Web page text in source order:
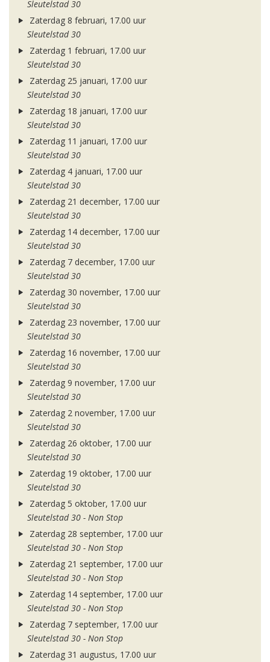
Sleutelstad 30
Zaterdag 8 februari, 17.00 uur
Sleutelstad 30
Zaterdag 1 februari, 17.00 uur
Sleutelstad 30
Zaterdag 25 januari, 17.00 uur
Sleutelstad 30
Zaterdag 18 januari, 17.00 uur
Sleutelstad 30
Zaterdag 11 januari, 17.00 uur
Sleutelstad 30
Zaterdag 4 januari, 17.00 uur
Sleutelstad 30
Zaterdag 21 december, 17.00 uur
Sleutelstad 30
Zaterdag 14 december, 17.00 uur
Sleutelstad 30
Zaterdag 7 december, 17.00 uur
Sleutelstad 30
Zaterdag 30 november, 17.00 uur
Sleutelstad 30
Zaterdag 23 november, 17.00 uur
Sleutelstad 30
Zaterdag 16 november, 17.00 uur
Sleutelstad 30
Zaterdag 9 november, 17.00 uur
Sleutelstad 30
Zaterdag 2 november, 17.00 uur
Sleutelstad 30
Zaterdag 26 oktober, 17.00 uur
Sleutelstad 30
Zaterdag 19 oktober, 17.00 uur
Sleutelstad 30
Zaterdag 5 oktober, 17.00 uur
Sleutelstad 30 - Non Stop
Zaterdag 28 september, 17.00 uur
Sleutelstad 30 - Non Stop
Zaterdag 21 september, 17.00 uur
Sleutelstad 30 - Non Stop
Zaterdag 14 september, 17.00 uur
Sleutelstad 30 - Non Stop
Zaterdag 7 september, 17.00 uur
Sleutelstad 30 - Non Stop
Zaterdag 31 augustus, 17.00 uur